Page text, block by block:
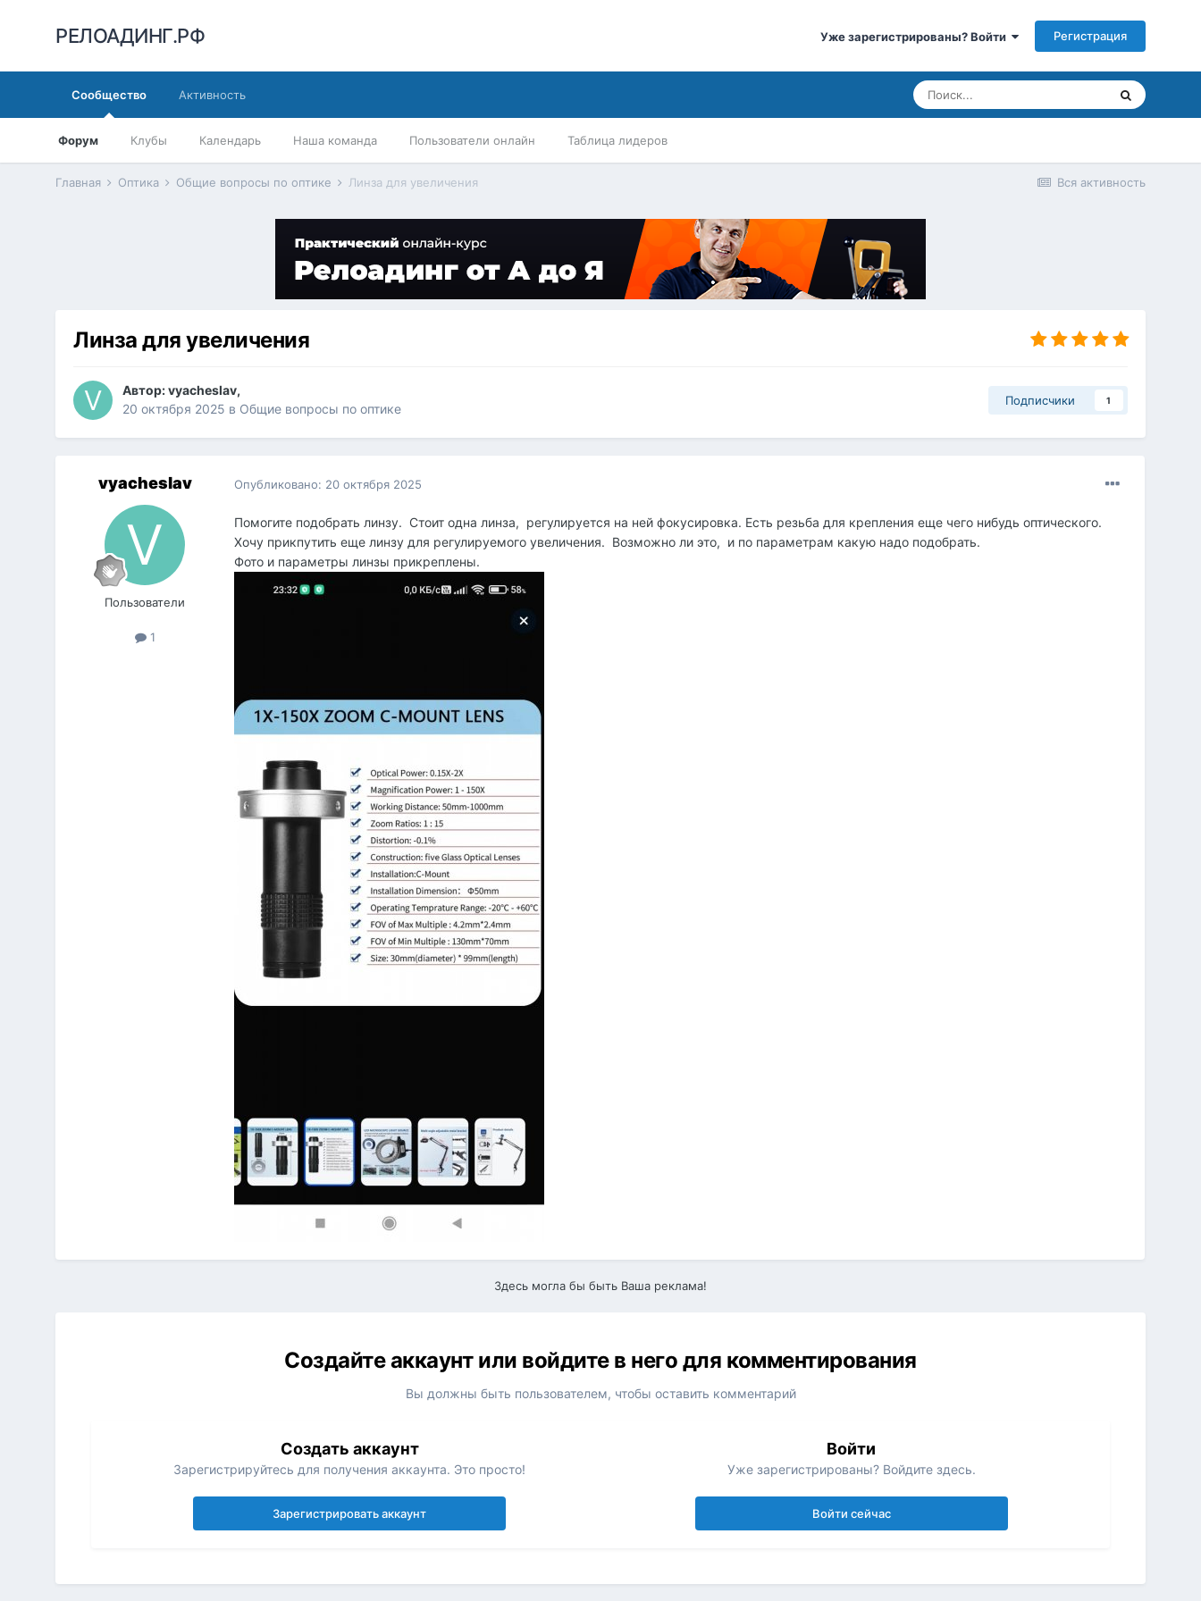
РЕЛОАДИНГ.РФ Уже зарегистрированы? Войти Регистрация
Сообщество
Форум Клубы Календарь Наша команда Пользователи онлайн Таблица лидеров
Активность
Вся активность
Главная Оптика Общие вопросы по оптике Линза для увеличения
Линза для увеличения
Автор:vyacheslav,
20 октября 2025 в Общие вопросы по оптике
Подписчики 1
vyacheslav
Пользователи
1
Опубликовано: 20 октября 2025
Помогите подобрать линзу. Стоит одна линза, регулируется на ней фокусировка. Есть резьба для крепления еще чего нибудь оптического.
Хочу прикпутить еще линзу для регулируемого увеличения. Возможно ли это, и по параметрам какую надо подобрать.
Фото и параметры линзы прикреплены.
Здесь могла бы быть Ваша реклама!
Создайте аккаунт или войдите в него для комментирования
Вы должны быть пользователем, чтобы оставить комментарий
Создать аккаунт
Зарегистрируйтесь для получения аккаунта. Это просто!
Зарегистрировать аккаунт
Войти
Уже зарегистрированы? Войдите здесь.
Войти сейчас